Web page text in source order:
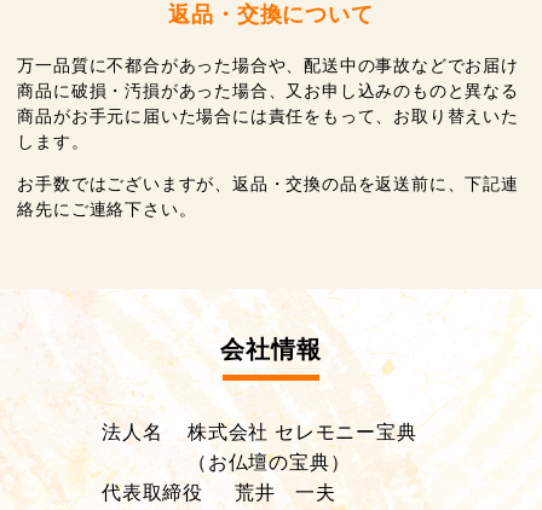
返品・交換について
万一品質に不都合があった場合や、配送中の事故などでお届け
商品に破損・汚損があった場合、又お申し込みのものと異なる
商品がお手元に届いた場合には責任をもって、お取り替えいた
します。
お手数ではございますが、返品・交換の品を返送前に、下記連
絡先にご連絡下さい。
会社情報
法人名
株式会社 セレモニー宝典
（お仏壇の宝典）
代表取締役
荒井 一夫